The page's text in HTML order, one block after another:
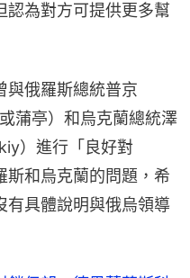
認為對方可提供更多幫
與俄羅斯總統普京
蒲亭）和烏克蘭總統澤
）進行「良好對
斯和烏克蘭的問題，希
有具體說明與俄烏領導